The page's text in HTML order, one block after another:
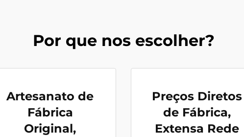
Por que nos escolher?
Artesanato de
Fábrica
Original,
Preços Diretos
de Fábrica,
Extensa Rede